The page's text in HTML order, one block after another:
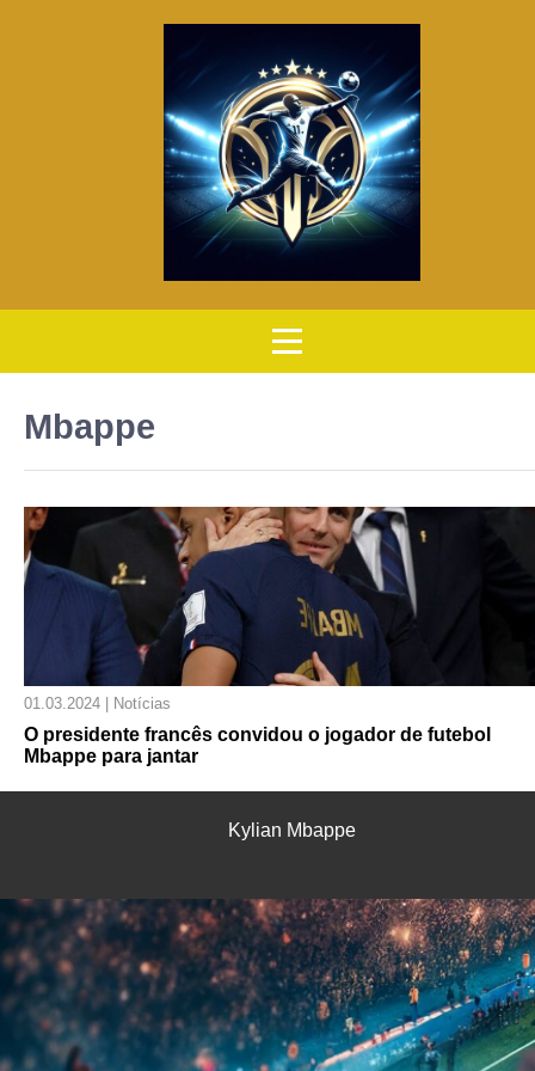
Mbappe
01.03.2024 | Notícias
O presidente francês convidou o jogador de futebol
Mbappe para jantar
Kylian Mbappe